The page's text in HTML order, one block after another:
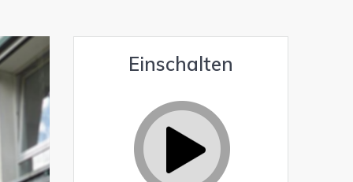
Einschalten